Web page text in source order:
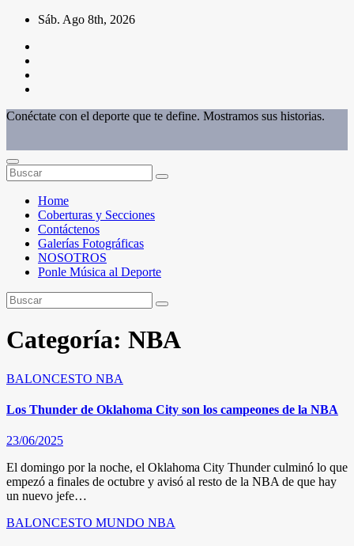
Saltar
contenido
Sáb. Ago 8th, 2026
Conéctate con el deporte que te define. Mostramos sus historias.
Home
Coberturas y Secciones
Contáctenos
Galerías Fotográficas
NOSOTROS
Ponle Música al Deporte
Categoría: NBA
BALONCESTO NBA
Los Thunder de Oklahoma City son los campeones de la NBA
23/06/2025
El domingo por la noche, el Oklahoma City Thunder culminó lo que
empezó a finales de octubre y avisó al resto de la NBA de que hay
un nuevo jefe…
BALONCESTO MUNDO NBA